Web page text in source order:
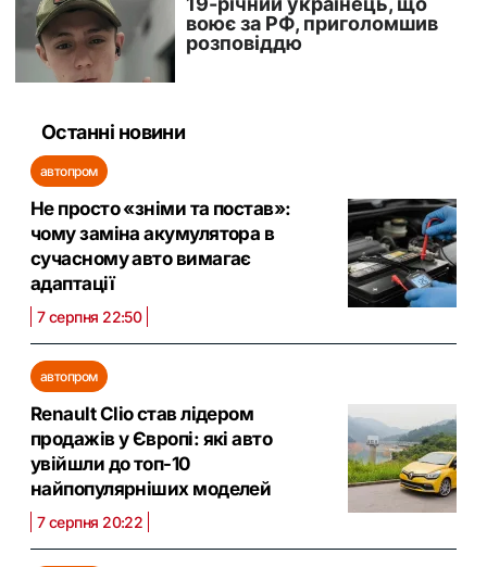
Останні новини
автопром
Не просто «зніми та постав»:
чому заміна акумулятора в
сучасному авто вимагає
адаптації
7 серпня 22:50
автопром
Renault Clio став лідером
продажів у Європі: які авто
увійшли до топ-10
найпопулярніших моделей
7 серпня 20:22